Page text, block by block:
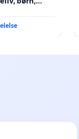
i mange